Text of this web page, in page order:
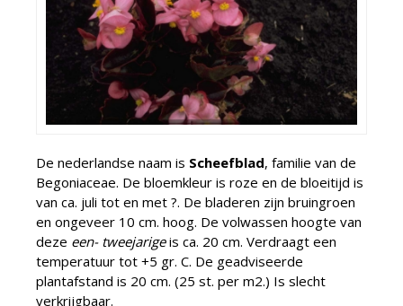
De nederlandse naam is Scheefblad, familie van de
Begoniaceae. De bloemkleur is roze en de bloeitijd is
van ca. juli tot en met ?. De bladeren zijn bruingroen
en ongeveer 10 cm. hoog. De volwassen hoogte van
deze een- tweejarigeis ca. 20 cm. Verdraagt een
temperatuur tot +5 gr. C. De geadviseerde
plantafstand is 20 cm. (25 st. per m2.) Is slecht
verkrijgbaar.